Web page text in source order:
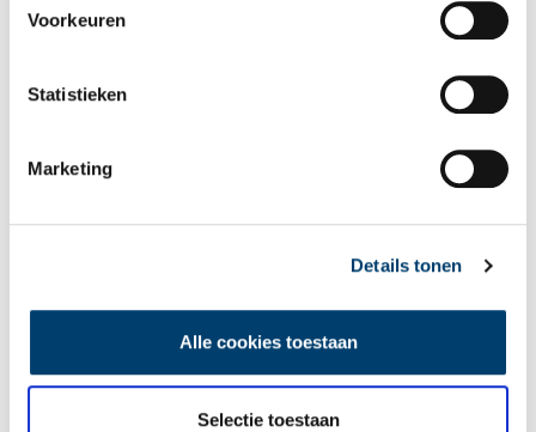
Voorkeuren
Statistieken
Marketing
Details tonen
Alle cookies toestaan
Selectie toestaan
In mei 2011 is opnieuw een grote restauratie afgerond. De kap en
de toren dreigden ten prooi te vallen aan actieve boktorren. Ook
gebruik beter mogelijk te maken. De kerk staat er weer prachtig
: Henk Frijters (Kerk Beets) en Redactie ONH i.s.m.
Stichting Oude Hollandse Kerken
Publicatiedatum: 03/06/2011